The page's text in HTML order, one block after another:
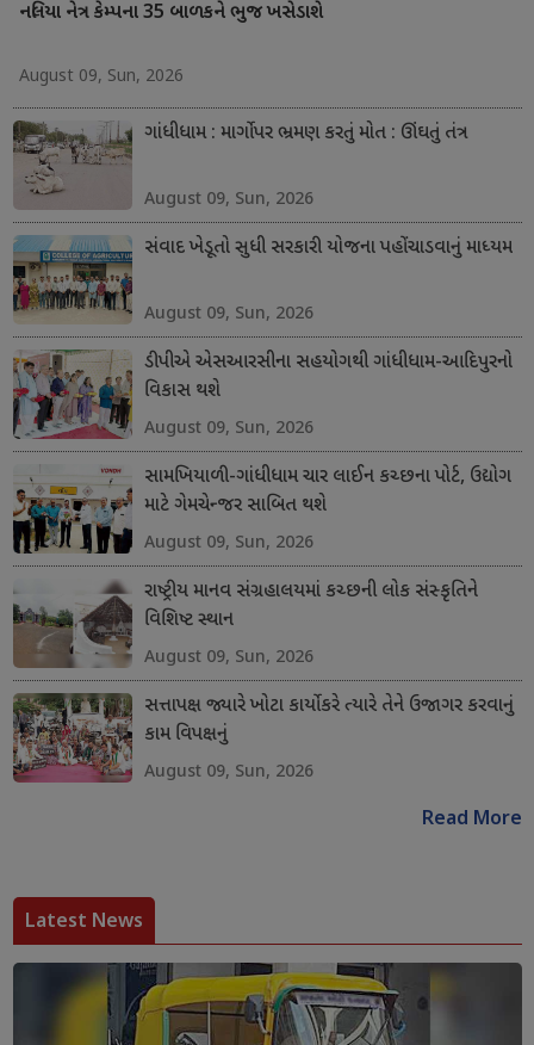
નલિયા નેત્ર કેમ્પના 35 બાળકને ભુજ ખસેડાશે
August 09, Sun, 2026
ગાંધીધામ : માર્ગો પર ભ્રમણ કરતું મોત : ઊંઘતું તંત્ર
August 09, Sun, 2026
સંવાદ ખેડૂતો સુધી સરકારી યોજના પહોંચાડવાનું માધ્યમ
August 09, Sun, 2026
ડીપીએ એસઆરસીના સહયોગથી ગાંધીધામ-આદિપુરનો
વિકાસ થશે
August 09, Sun, 2026
સામખિયાળી-ગાંધીધામ ચાર લાઈન કચ્છના પોર્ટ, ઉદ્યોગ
માટે ગેમચેન્જર સાબિત થશે
August 09, Sun, 2026
રાષ્ટ્રીય માનવ સંગ્રહાલયમાં કચ્છની લોક સંસ્કૃતિને
વિશિષ્ટ સ્થાન
August 09, Sun, 2026
સત્તાપક્ષ જ્યારે ખોટા કાર્યો કરે ત્યારે તેને ઉજાગર કરવાનું
કામ વિપક્ષનું
August 09, Sun, 2026
Read More
Latest News